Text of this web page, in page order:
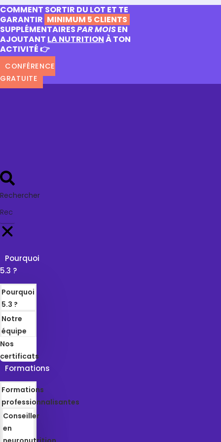
COMMENT SORTIR DU LOT ET TE
GARANTIR MINIMUM 5 CLIENTS
SUPPLÉMENTAIRESPAR MOISEN
AJOUTANT LA NUTRITIONÀ TON
ACTIVITÉ 👉
CONFÉRENCE
GRATUITE
Rechercher
Pourquoi
5.3 ?
Pourquoi
5.3 ?
Notre
équipe
Nos
certificats
Formations
Formations
professionnalisantes
Conseiller
en